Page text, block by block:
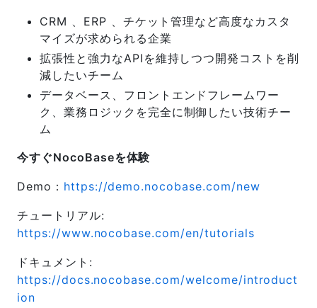
CRM 、ERP 、チケット管理など高度なカスタ
マイズが求められる企業
拡張性と強力なAPIを維持しつつ開発コストを削
減したいチーム
データベース、フロントエンドフレームワー
ク、業務ロジックを完全に制御したい技術チー
ム
今すぐNocoBaseを体験
Demo： https://demo.nocobase.com/new
チュートリアル:
https://www.nocobase.com/en/tutorials
ドキュメント:
https://docs.nocobase.com/welcome/introduct
ion